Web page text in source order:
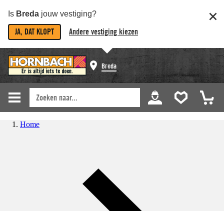
Is Breda jouw vestiging?
JA, DAT KLOPT Andere vestiging kiezen
Breda
Home